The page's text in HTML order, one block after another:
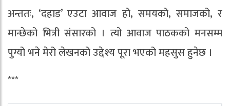
अन्ततः, ‘दहाड’ एउटा आवाज हो, समयको, समाजको, र
मान्छेको भित्री संसारको । त्यो आवाज पाठकको मनसम्म
पुग्यो भने मेरो लेखनको उद्देश्य पूरा भएको महसुस हुनेछ ।
***